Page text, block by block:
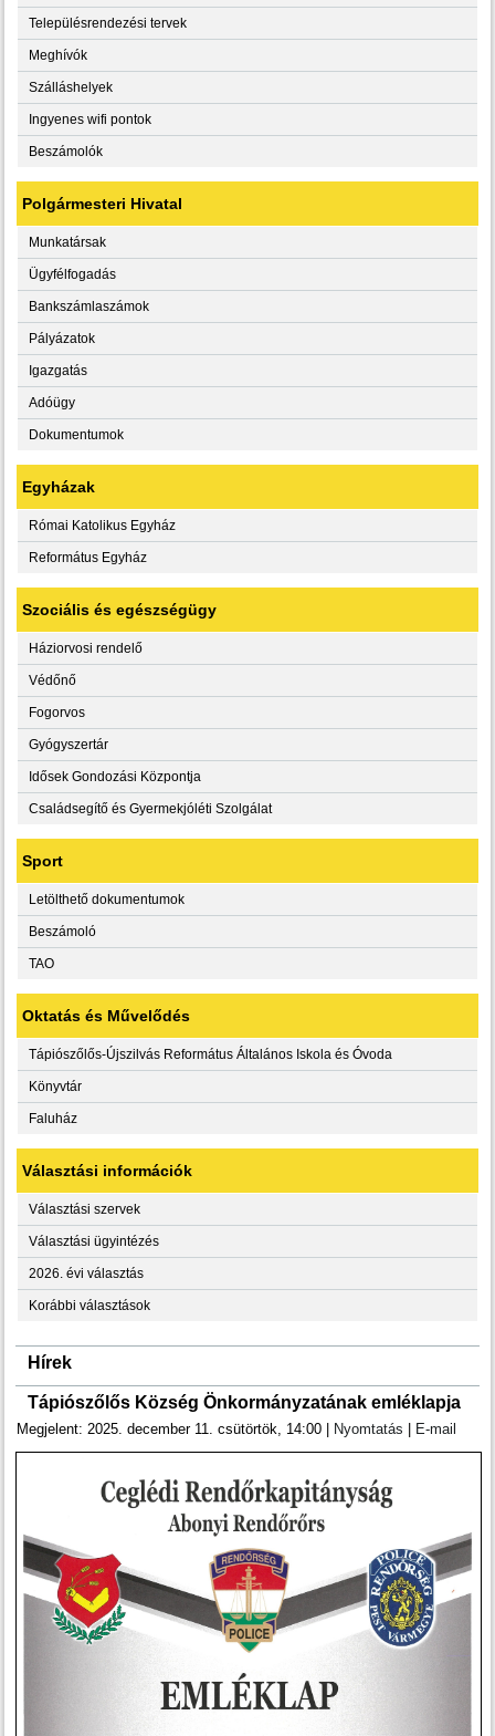
Településrendezési tervek
Meghívók
Szálláshelyek
Ingyenes wifi pontok
Beszámolók
Polgármesteri Hivatal
Munkatársak
Ügyfélfogadás
Bankszámlaszámok
Pályázatok
Igazgatás
Adóügy
Dokumentumok
Egyházak
Római Katolikus Egyház
Református Egyház
Szociális és egészségügy
Háziorvosi rendelő
Védőnő
Fogorvos
Gyógyszertár
Idősek Gondozási Központja
Családsegítő és Gyermekjóléti Szolgálat
Sport
Letölthető dokumentumok
Beszámoló
TAO
Oktatás és Művelődés
Tápiószőlős-Újszilvás Református Általános Iskola és Óvoda
Könyvtár
Faluház
Választási információk
Választási szervek
Választási ügyintézés
2026. évi választás
Korábbi választások
Hírek
Tápiószőlős Község Önkormányzatának emléklapja
Megjelent: 2025. december 11. csütörtök, 14:00 Nyomtatás E-mail